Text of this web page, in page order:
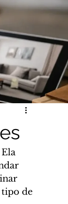
tipo de